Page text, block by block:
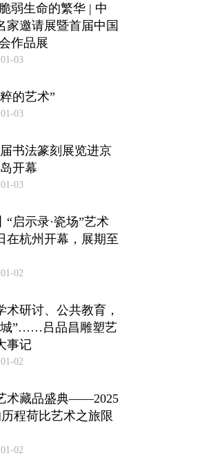
弱生命的繁华 | 中
家邀请展暨首届中国
作品展
03
的艺术”
03
书法篆刻展览进京
开幕
03
“启示录·瓷场”艺术
在杭州开幕，展期至
02
术研讨、公共教育，
城”……吕品昌雕塑艺
事记
02
术藏品盛典——2025
程荷比艺术之旅限
02